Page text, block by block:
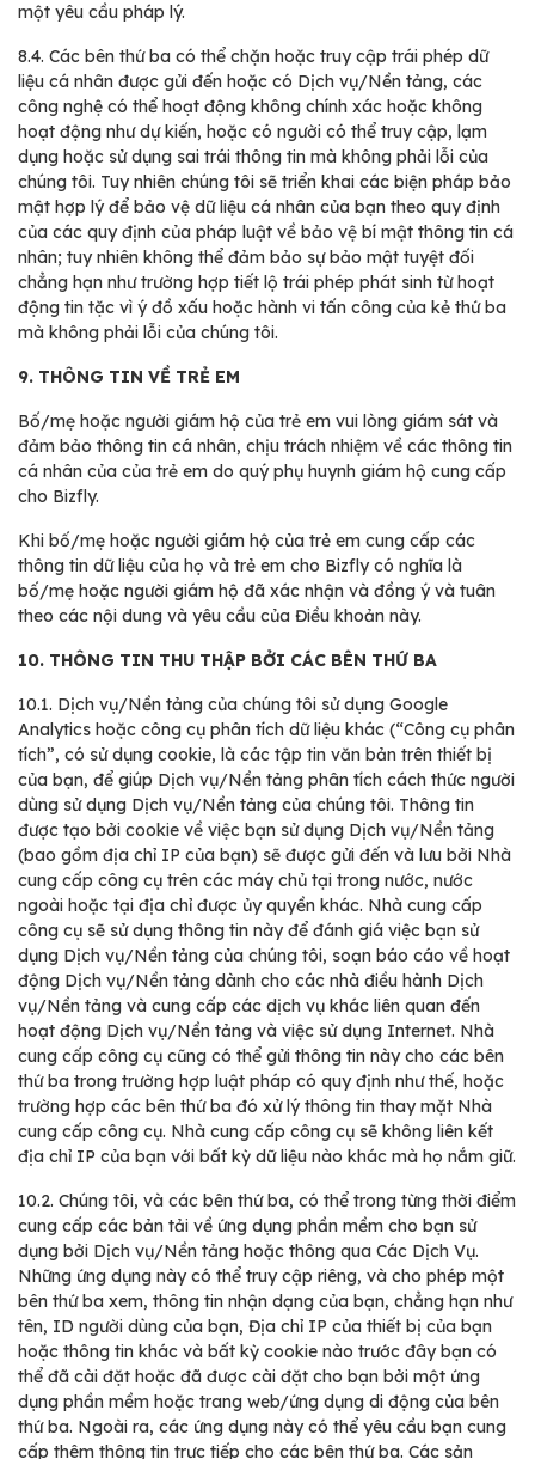
một yêu cầu pháp lý.
8.4. Các bên thứ ba có thể chặn hoặc truy cập trái phép dữ
liệu cá nhân được gửi đến hoặc có Dịch vụ/Nền tảng, các
công nghệ có thể hoạt động không chính xác hoặc không
hoạt động như dự kiến, hoặc có người có thể truy cập, lạm
dụng hoặc sử dụng sai trái thông tin mà không phải lỗi của
chúng tôi. Tuy nhiên chúng tôi sẽ triển khai các biện pháp bảo
mật hợp lý để bảo vệ dữ liệu cá nhân của bạn theo quy định
của các quy định của pháp luật về bảo vệ bí mật thông tin cá
nhân; tuy nhiên không thể đảm bảo sự bảo mật tuyệt đối
chẳng hạn như trường hợp tiết lộ trái phép phát sinh từ hoạt
động tin tặc vì ý đồ xấu hoặc hành vi tấn công của kẻ thứ ba
mà không phải lỗi của chúng tôi.
9. THÔNG TIN VỀ TRẺ EM
Bố/mẹ hoặc người giám hộ của trẻ em vui lòng giám sát và
đảm bảo thông tin cá nhân, chịu trách nhiệm về các thông tin
cá nhân của của trẻ em do quý phụ huynh giám hộ cung cấp
cho Bizfly.
Khi bố/mẹ hoặc người giám hộ của trẻ em cung cấp các
thông tin dữ liệu của họ và trẻ em cho Bizfly có nghĩa là
bố/mẹ hoặc người giám hộ đã xác nhận và đồng ý và tuân
theo các nội dung và yêu cầu của Điều khoản này.
10. THÔNG TIN THU THẬP BỞI CÁC BÊN THỨ BA
10.1. Dịch vụ/Nền tảng của chúng tôi sử dụng Google
Analytics hoặc công cụ phân tích dữ liệu khác (“Công cụ phân
tích”, có sử dụng cookie, là các tập tin văn bản trên thiết bị
của bạn, để giúp Dịch vụ/Nền tảng phân tích cách thức người
dùng sử dụng Dịch vụ/Nền tảng của chúng tôi. Thông tin
được tạo bởi cookie về việc bạn sử dụng Dịch vụ/Nền tảng
(bao gồm địa chỉ IP của bạn) sẽ được gửi đến và lưu bởi Nhà
cung cấp công cụ trên các máy chủ tại trong nước, nước
ngoài hoặc tại địa chỉ được ủy quyền khác. Nhà cung cấp
công cụ sẽ sử dụng thông tin này để đánh giá việc bạn sử
dụng Dịch vụ/Nền tảng của chúng tôi, soạn báo cáo về hoạt
động Dịch vụ/Nền tảng dành cho các nhà điều hành Dịch
vụ/Nền tảng và cung cấp các dịch vụ khác liên quan đến
hoạt động Dịch vụ/Nền tảng và việc sử dụng Internet. Nhà
cung cấp công cụ cũng có thể gửi thông tin này cho các bên
thứ ba trong trường hợp luật pháp có quy định như thế, hoặc
trường hợp các bên thứ ba đó xử lý thông tin thay mặt Nhà
cung cấp công cụ. Nhà cung cấp công cụ sẽ không liên kết
địa chỉ IP của bạn với bất kỳ dữ liệu nào khác mà họ nắm giữ.
10.2. Chúng tôi, và các bên thứ ba, có thể trong từng thời điểm
cung cấp các bản tải về ứng dụng phần mềm cho bạn sử
dụng bởi Dịch vụ/Nền tảng hoặc thông qua Các Dịch Vụ.
Những ứng dụng này có thể truy cập riêng, và cho phép một
bên thứ ba xem, thông tin nhận dạng của bạn, chẳng hạn như
tên, ID người dùng của bạn, Địa chỉ IP của thiết bị của bạn
hoặc thông tin khác và bất kỳ cookie nào trước đây bạn có
thể đã cài đặt hoặc đã được cài đặt cho bạn bởi một ứng
dụng phần mềm hoặc trang web/ứng dụng di động của bên
thứ ba. Ngoài ra, các ứng dụng này có thể yêu cầu bạn cung
cấp thêm thông tin trực tiếp cho các bên thứ ba. Các sản